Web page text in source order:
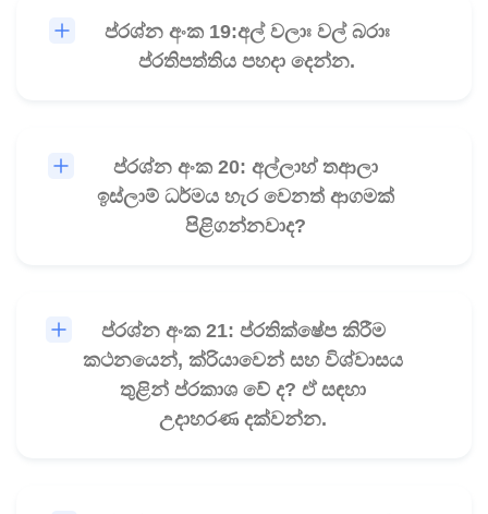
ප්රශ්න අංක 19:අල් වලාඃ වල් බරාඃ
ප්රතිපත්තිය පහදා දෙන්න.
ප්රශ්න අංක 20: අල්ලාහ් තආලා
ඉස්ලාම් ධර්මය හැර වෙනත් ආගමක්
පිළිගන්නවාද?
ප්රශ්න අංක 21: ප්රතික්ෂේප කිරීම
කථනයෙන්, ක්රියාවෙන් සහ විශ්වාසය
තුළින් ප්රකාශ වේ ද? ඒ සඳහා
උදාහරණ දක්වන්න.